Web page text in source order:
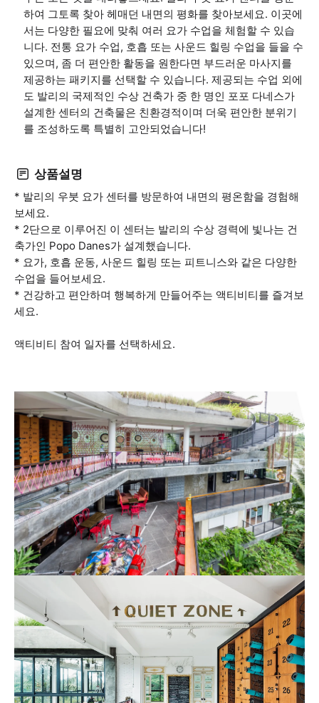
하여 그토록 찾아 헤매던 내면의 평화를 찾아보세요. 이곳에
서는 다양한 필요에 맞춰 여러 요가 수업을 체험할 수 있습
니다. 전통 요가 수업, 호흡 또는 사운드 힐링 수업을 들을 수
있으며, 좀 더 편안한 활동을 원한다면 부드러운 마사지를
제공하는 패키지를 선택할 수 있습니다. 제공되는 수업 외에
도 발리의 국제적인 수상 건축가 중 한 명인 포포 다네스가
설계한 센터의 건축물은 친환경적이며 더욱 편안한 분위기
를 조성하도록 특별히 고안되었습니다!
상품설명
* 발리의 우붓 요가 센터를 방문하여 내면의 평온함을 경험해
보세요.
* 2단으로 이루어진 이 센터는 발리의 수상 경력에 빛나는 건
축가인 Popo Danes가 설계했습니다.
* 요가, 호흡 운동, 사운드 힐링 또는 피트니스와 같은 다양한
수업을 들어보세요.
* 건강하고 편안하며 행복하게 만들어주는 액티비티를 즐겨보
세요.
액티비티 참여 일자를 선택하세요.